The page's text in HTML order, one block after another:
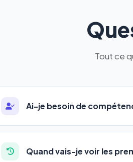
Tout ce
Ai-je besoin de
Absolument pas. Notre logiciel a
auto-entrepreneurs, PME ou
l'adresse de votre site, décrivez
Quand vais-je voir les